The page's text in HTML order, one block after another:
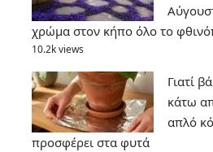
χρώμα στον κήπο όλο το
10.2k views
Γιατί
κάτω
απλό
προσφέρει στα φυτά